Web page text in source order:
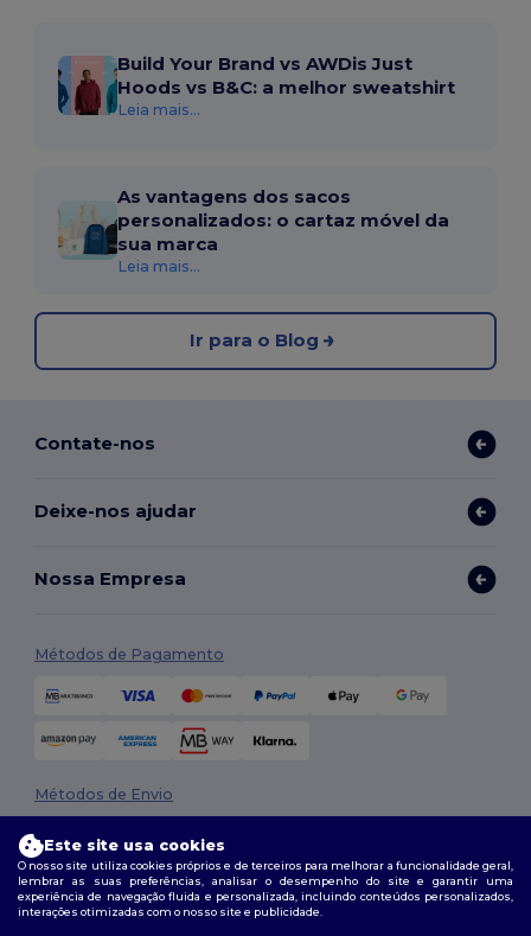
Build Your Brand vs AWDis Just
Hoods vs B&C: a melhor sweatshirt
Leia mais...
As vantagens dos sacos
personalizados: o cartaz móvel da
sua marca
Leia mais...
Ir para o Blog
Contate-nos
Deixe-nos ajudar
Nossa Empresa
Métodos de Pagamento
Métodos de Envio
Este site usa cookies
O nosso site utiliza cookies próprios e de terceiros para melhorar a funcionalidade geral,
lembrar as suas preferências, analisar o desempenho do site e garantir uma
experiência de navegação fluida e personalizada, incluindo conteúdos personalizados,
interações otimizadas com o nosso site e publicidade.